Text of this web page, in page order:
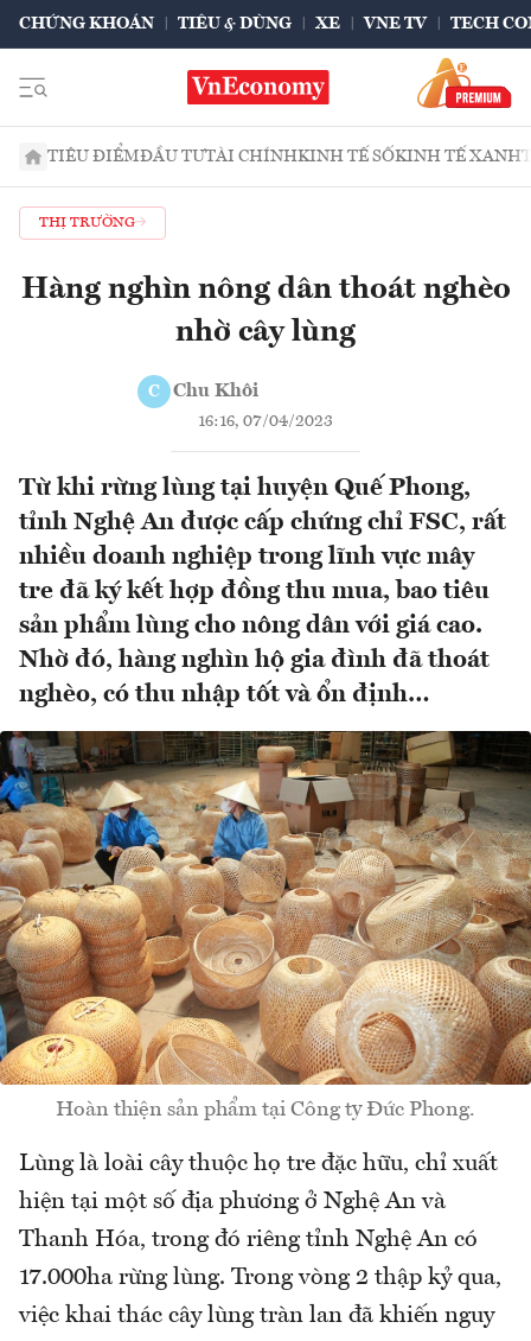
CHỨNG KHOÁN TIÊU & DÙNG XE VNE TV TECH
TIÊU ĐIỂMĐẦU TƯTÀI CHÍNHKINH TẾ SỐKINH TẾ XANH
THỊ TRƯỜNG
Hàng nghìn nông dân thoát nghèo
nhờ cây lùng
C Chu Khôi
16:16, 07/04/2023
Từ khi rừng lùng tại huyện Quế Phong,
tỉnh Nghệ An được cấp chứng chỉ FSC, rất
nhiều doanh nghiệp trong lĩnh vực mây
tre đã ký kết hợp đồng thu mua, bao tiêu
sản phẩm lùng cho nông dân với giá cao.
Nhờ đó, hàng nghìn hộ gia đình đã thoát
nghèo, có thu nhập tốt và ổn định…
Hoàn thiện sản phẩm tại Công ty Đức Phong.
Lùng là loài cây thuộc họ tre đặc hữu, chỉ xuất
hiện tại một số địa phương ở Nghệ An và
Thanh Hóa, trong đó riêng tỉnh Nghệ An có
17.000ha rừng lùng. Trong vòng 2 thập kỷ qua,
việc khai thác cây lùng tràn lan đã khiến nguy